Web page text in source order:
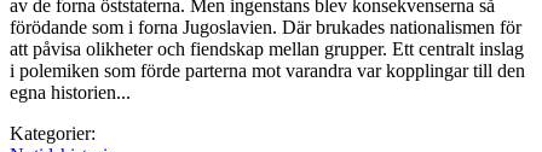
av de forna öststaterna. Men ingenstans blev konsekvenserna så
förödande som i forna Jugoslavien. Där brukades nationalismen för
att påvisa olikheter och fiendskap mellan grupper. Ett centralt inslag
i polemiken som förde parterna mot varandra var kopplingar till den
egna historien...
Kategorier: